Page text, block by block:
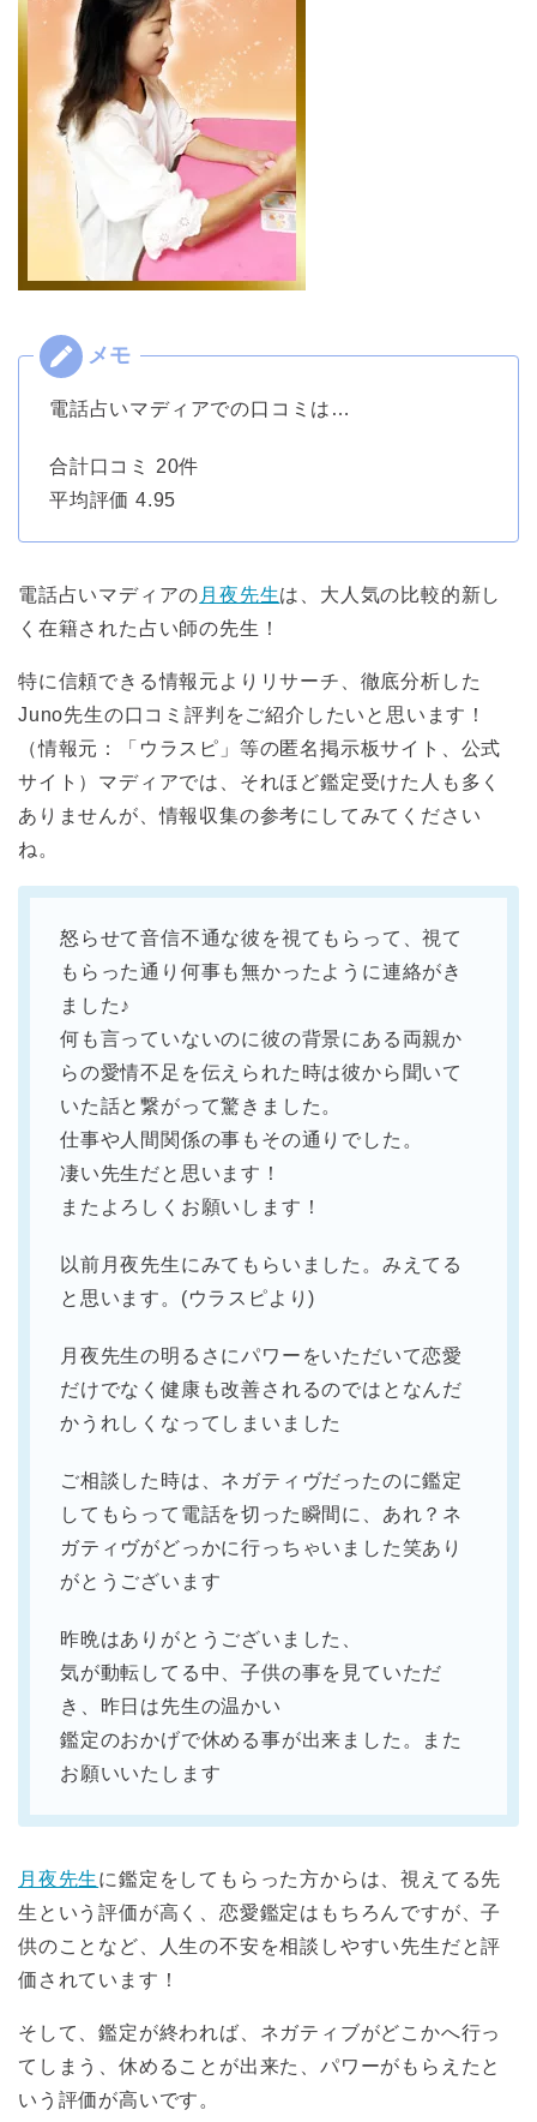
電話占いマディアでの口コミは…
合計口コミ 20件
平均評価 4.95
電話占いマディアの 月夜先生は、大人気の比較的新し
く在籍された占い師の先生！
特に信頼できる情報元よりリサーチ、徹底分析した
Juno先生の口コミ評判をご紹介したいと思います！
（情報元：「ウラスピ」等の匿名掲示板サイト、公式
サイト）マディアでは、それほど鑑定受けた人も多く
ありませんが、情報収集の参考にしてみてください
ね。
怒らせて音信不通な彼を視てもらって、視て
もらった通り何事も無かったように連絡がき
ました♪
何も言っていないのに彼の背景にある両親か
らの愛情不足を伝えられた時は彼から聞いて
いた話と繋がって驚きました。
仕事や人間関係の事もその通りでした。
凄い先生だと思います！
またよろしくお願いします！
以前月夜先生にみてもらいました。みえてる
と思います。(ウラスピより)
月夜先生の明るさにパワーをいただいて恋愛
だけでなく健康も改善されるのではとなんだ
かうれしくなってしまいました
ご相談した時は、ネガティヴだったのに鑑定
してもらって電話を切った瞬間に、あれ？ネ
ガティヴがどっかに行っちゃいました笑あり
がとうございます
昨晩はありがとうございました、
気が動転してる中、子供の事を見ていただ
き、昨日は先生の温かい
鑑定のおかげで休める事が出来ました。また
お願いいたします
月夜先生に鑑定をしてもらった方からは、視えてる先
生という評価が高く、恋愛鑑定はもちろんですが、子
供のことなど、人生の不安を相談しやすい先生だと評
価されています！
そして、鑑定が終われば、ネガティブがどこかへ行っ
てしまう、休めることが出来た、パワーがもらえたと
いう評価が高いです。